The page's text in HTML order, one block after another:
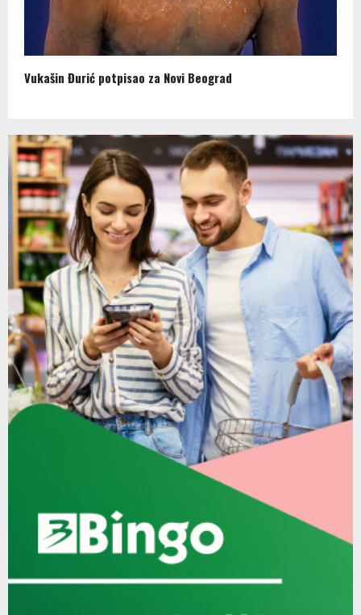
Vukašin Đurić potpisao za Novi Beograd